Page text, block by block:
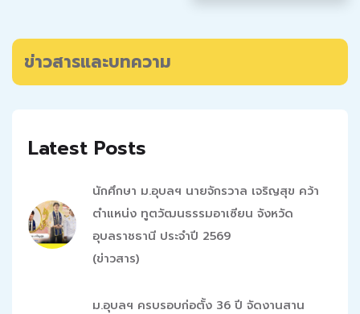
ข่าวสารและบทความ
Latest Posts
นักศึกษา ม.อุบลฯ นายจักรวาล เจริญสุข คว้า
ตำแหน่ง ทูตวัฒนธรรมอาเซียน จังหวัด
อุบลราชธานี ประจำปี 2569
(ข่าวสาร)
ม.อุบลฯ ครบรอบก่อตั้ง 36 ปี จัดงานสาน